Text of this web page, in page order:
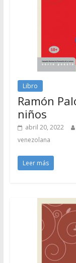
Libro
Ramón
niños
abril 20, 2022
venezolana
Leer más